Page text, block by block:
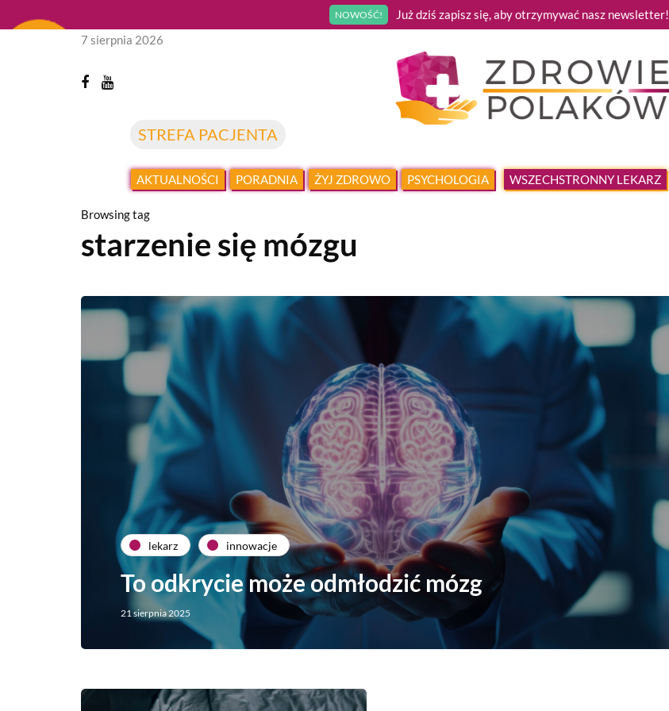
NOWOŚĆ! Już dziś zapisz się, aby otrzymywać nasz newsletter!
STREFA PACJENTA
7 sierpnia 2026
AKTUALNOŚCI PORADNIA ŻYJ ZDROWO PSYCHOLOGIA WSZECHSTRONNY LEKARZ
Browsing tag
starzenie się mózgu
lekarz innowacje
To odkrycie może odmłodzić mózg
21 sierpnia 2025